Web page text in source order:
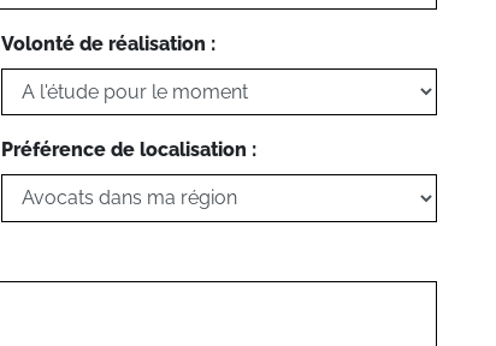
Volonté de réalisation :
Préférence de localisation :